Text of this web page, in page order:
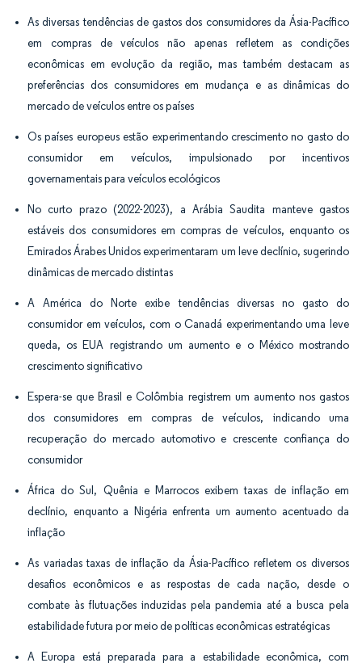
As diversas tendências de gastos dos consumidores da Ásia-Pacífico
em compras de veículos não apenas refletem as condições
econômicas em evolução da região, mas também destacam as
preferências dos consumidores em mudança e as dinâmicas do
mercado de veículos entre os países
Os países europeus estão experimentando crescimento no gasto do
consumidor em veículos, impulsionado por incentivos
governamentais para veículos ecológicos
No curto prazo (2022-2023), a Arábia Saudita manteve gastos
estáveis dos consumidores em compras de veículos, enquanto os
Emirados Árabes Unidos experimentaram um leve declínio, sugerindo
dinâmicas de mercado distintas
A América do Norte exibe tendências diversas no gasto do
consumidor em veículos, com o Canadá experimentando uma leve
queda, os EUA registrando um aumento e o México mostrando
crescimento significativo
Espera-se que Brasil e Colômbia registrem um aumento nos gastos
dos consumidores em compras de veículos, indicando uma
recuperação do mercado automotivo e crescente confiança do
consumidor
África do Sul, Quênia e Marrocos exibem taxas de inflação em
declínio, enquanto a Nigéria enfrenta um aumento acentuado da
inflação
As variadas taxas de inflação da Ásia-Pacífico refletem os diversos
desafios econômicos e as respostas de cada nação, desde o
combate às flutuações induzidas pela pandemia até a busca pela
estabilidade futura por meio de políticas econômicas estratégicas
A Europa está preparada para a estabilidade econômica, com